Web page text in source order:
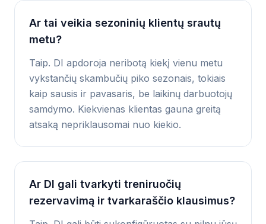
Ar tai veikia sezoninių klientų srautų
metu?
Taip. DI apdoroja neribotą kiekį vienu metu
vykstančių skambučių piko sezonais, tokiais
kaip sausis ir pavasaris, be laikinų darbuotojų
samdymo. Kiekvienas klientas gauna greitą
atsaką nepriklausomai nuo kiekio.
Ar DI gali tvarkyti treniruočių
rezervavimą ir tvarkaraščio klausimus?